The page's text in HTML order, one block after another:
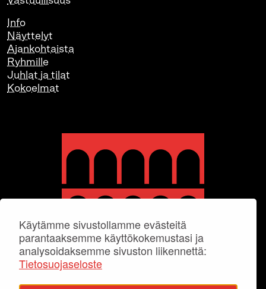
Käytämme sivustollamme evästeitä
parantaaksemme käyttökokemustasi ja
analysoidaksemme sivuston liikennettä:
Tietosuojaseloste
Info
Näyttelyt
Ajankohtaista
Ryhmille
Juhlat ja tilat
Kokoelmat